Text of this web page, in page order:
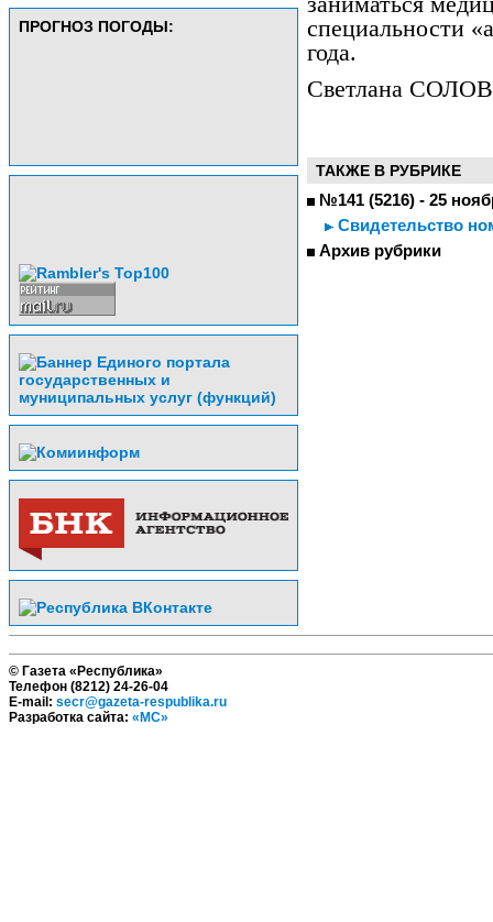
ПРОГНОЗ ПОГОДЫ:
специальности
года.
Светлана
ТАКЖЕ В РУБРИКЕ
№141 (5216) - 25
Свидетельство
Архив рубрики
© Газета «Республика»
Телефон (8212) 24-26-04
E-mail: secr@gazeta-respublika.ru
Разработка сайта: «МС»